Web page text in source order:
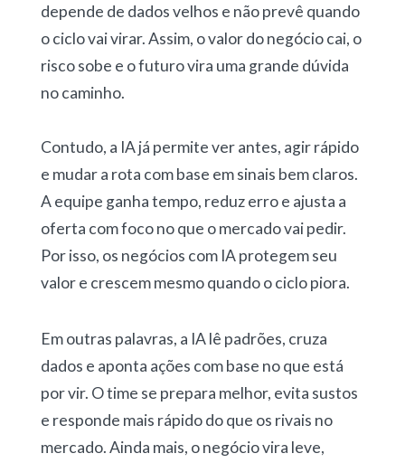
depende de dados velhos e não prevê quando
o ciclo vai virar. Assim, o valor do negócio cai, o
risco sobe e o futuro vira uma grande dúvida
no caminho.
Contudo, a IA já permite ver antes, agir rápido
e mudar a rota com base em sinais bem claros.
A equipe ganha tempo, reduz erro e ajusta a
oferta com foco no que o mercado vai pedir.
Por isso, os negócios com IA protegem seu
valor e crescem mesmo quando o ciclo piora.
Em outras palavras, a IA lê padrões, cruza
dados e aponta ações com base no que está
por vir. O time se prepara melhor, evita sustos
e responde mais rápido do que os rivais no
mercado. Ainda mais, o negócio vira leve,